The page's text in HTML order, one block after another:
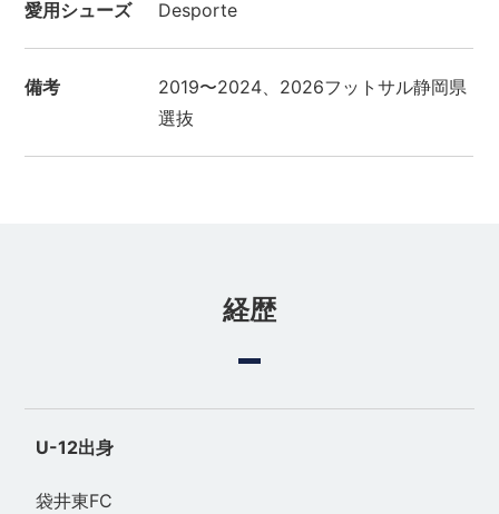
愛用シューズ Desporte
備考
2019〜2024、2026フットサル静岡県
選抜
経歴
U-12出身
袋井東FC